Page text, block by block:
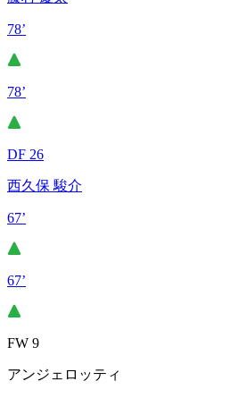
78’
78’
DF 26
西久保 駿介
67’
67’
FW 9
アンジェロッティ